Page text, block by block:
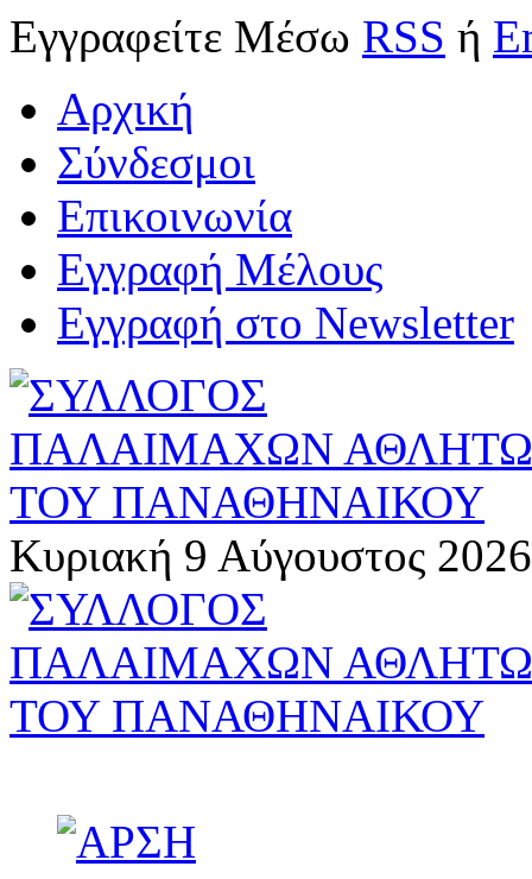
Εγγραφείτε Μέσω RSS ή
Αρχική
Σύνδεσμοι
Επικοινωνία
Εγγραφή Μέλους
Εγγραφή στο Newsletter
Κυριακή 9 Αύγουστος